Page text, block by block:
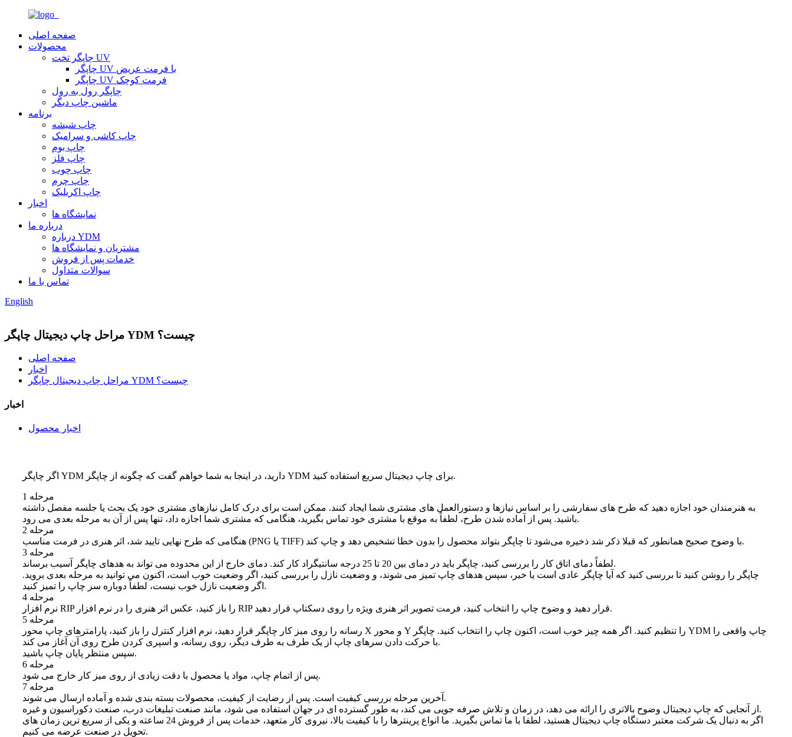
صفحه اصلی
محصولات
چاپگر تخت UV
چاپگر UV با فرمت عریض
چاپگر UV فرمت کوچک
چاپگر رول به رول
ماشین چاپ دیگر
برنامه
چاپ شیشه
چاپ کاشی و سرامیک
چاپ بوم
چاپ فلز
چاپ چوب
چاپ چرم
چاپ اکریلیک
اخبار
نمایشگاه ها
درباره ما
درباره YDM
مشتریان و نمایشگاه ها
خدمات پس از فروش
سوالات متداول
تماس با ما
English
مراحل چاپ دیجیتال چاپگر YDM چیست؟
صفحه اصلی
اخبار
مراحل چاپ دیجیتال چاپگر YDM چیست؟
اخبار
اخبار محصول
اگر چاپگر YDM دارید، در اینجا به شما خواهم گفت که چگونه از چاپگر YDM برای چاپ دیجیتال سریع استفاده کنید.
مرحله 1
به هنرمندان خود اجازه دهید که طرح های سفارشی را بر اساس نیازها و دستورالعمل های مشتری شما ایجاد کنند. ممکن است برای درک کامل نیازهای مشتری خود یک بحث یا جلسه مفصل داشته
باشید. پس از آماده شدن طرح، لطفاً به موقع با مشتری خود تماس بگیرید، هنگامی که مشتری شما اجازه داد، تنها پس از آن به مرحله بعدی می رود.
مرحله 2
هنگامی که طرح نهایی تایید شد، اثر هنری در فرمت مناسب (PNG یا TIFF) با وضوح صحیح همانطور که قبلا ذکر شد ذخیره می‌شود تا چاپگر بتواند محصول را بدون خطا تشخیص دهد و چاپ کند.
مرحله 3
لطفاً دمای اتاق کار را بررسی کنید، چاپگر باید در دمای بین 20 تا 25 درجه سانتیگراد کار کند. دمای خارج از این محدوده می تواند به هدهای چاپگر آسیب برساند.
چاپگر را روشن کنید تا بررسی کنید که آیا چاپگر عادی است یا خیر، سپس هدهای چاپ تمیز می شوند، و وضعیت نازل را بررسی کنید، اگر وضعیت خوب است، اکنون می توانید به مرحله بعدی بروید.
اگر وضعیت نازل خوب نیست، لطفاً دوباره سر چاپ را تمیز کنید.
مرحله 4
نرم افزار RIP را باز کنید، عکس اثر هنری را در نرم افزار RIP قرار دهید و وضوح چاپ را انتخاب کنید، فرمت تصویر اثر هنری ویژه را روی دسکتاپ قرار دهید.
مرحله 5
رسانه را روی میز کار چاپگر قرار دهید، نرم افزار کنترل را باز کنید، پارامترهای چاپ محور X و محور Y را تنظیم کنید. اگر همه چیز خوب است، اکنون چاپ را انتخاب کنید. چاپگر YDM چاپ واقعی را
با حرکت دادن سرهای چاپ از یک طرف به طرف دیگر، روی رسانه، و اسپری کردن طرح روی آن آغاز می کند.
سپس منتظر پایان چاپ باشید.
مرحله 6
پس از اتمام چاپ، مواد یا محصول با دقت زیادی از روی میز کار خارج می شود.
مرحله 7
آخرین مرحله بررسی کیفیت است. پس از رضایت از کیفیت، محصولات بسته بندی شده و آماده ارسال می شوند.
از آنجایی که چاپ دیجیتال وضوح بالاتری را ارائه می دهد، در زمان و تلاش صرفه جویی می کند، به طور گسترده ای در جهان استفاده می شود، مانند صنعت تبلیغات درب، صنعت دکوراسیون و غیره.
اگر به دنبال یک شرکت معتبر دستگاه چاپ دیجیتال هستید، لطفا با ما تماس بگیرید. ما انواع پرینترها را با کیفیت بالا، نیروی کار متعهد، خدمات پس از فروش 24 ساعته و یکی از سریع ترین زمان های
تحویل در صنعت عرضه می کنیم.